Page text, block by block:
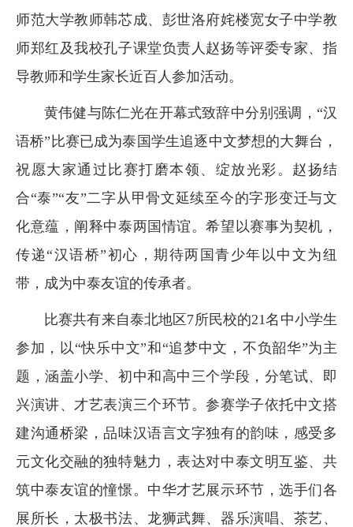
师范大学教师韩芯成、彭世洛府姹楼宽女子中学教
师郑红及我校孔子课堂负责人赵扬等评委专家、指
导教师和学生家长近百人参加活动。
黄伟健与陈仁光在开幕式致辞中分别强调，“汉
语桥”比赛已成为泰国学生追逐中文梦想的大舞台，
祝愿大家通过比赛打磨本领、绽放光彩。赵扬结
合“泰”“友”二字从甲骨文延续至今的字形变迁与文
化意蕴，阐释中泰两国情谊。希望以赛事为契机，
传递“汉语桥”初心，期待两国青少年以中文为纽
带，成为中泰友谊的传承者。
比赛共有来自泰北地区7所民校的21名中小学生
参加，以“快乐中文”和“追梦中文，不负韶华”为主
题，涵盖小学、初中和高中三个学段，分笔试、即
兴演讲、才艺表演三个环节。参赛学子依托中文搭
建沟通桥梁，品味汉语言文字独有的韵味，感受多
元文化交融的独特魅力，表达对中泰文明互鉴、共
筑中泰友谊的憧憬。中华才艺展示环节，选手们各
展所长，太极书法、龙狮武舞、器乐演唱、茶艺、